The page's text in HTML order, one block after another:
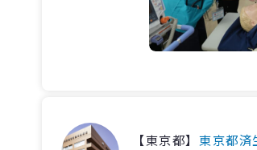
【東京都】 東京都済